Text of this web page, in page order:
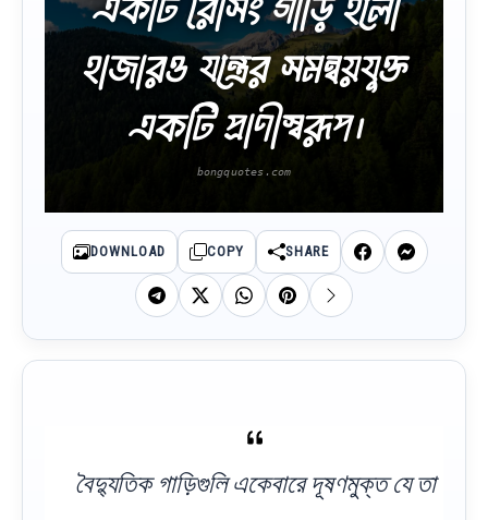
হাজারও যন্ত্রের সমন্বয়যুক্ত
একটি প্রাণীস্বরূপ।
DOWNLOAD COPY SHARE
বৈদ্যুতিক গাড়িগুলি একেবারে দূষণমুক্ত যে তা